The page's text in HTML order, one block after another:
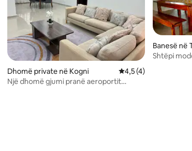
mesatar 5 nga 5, 7 vlerësime
Dhomë private në Kogni Vlerësimi mesatar 4,5
4,5 (4)
Një dhomë gjumi pranë aeroportit
Banesë në
Shtëpi